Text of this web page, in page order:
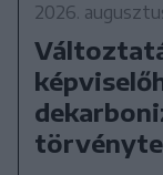
2026.